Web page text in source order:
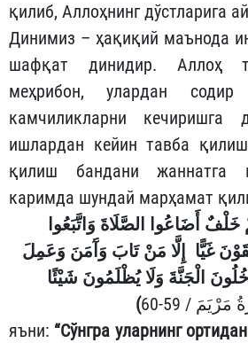
қилиб, Аллоҳнинг дўстларига
Динимиз – ҳақиқий маънода
шафқат динидир. Аллоҳ
меҳрибон, улардан
камчиликларни кечиришга
ишлардан кейин тавба
қилиш бандани жаннатга
каримда шундай марҳамат
أَضَاعُوا الصَّلَاةَ وَاتَّبَعُوا
غَيًّا
إِلَّا مَنْ تَابَ وَآَمَنَ وَعَمِلَ
الْجَنَّةَ وَلَا يُظْلَمُونَ شَيْئًا
(
/ 59-60
яъни: “Сўнгра уларнинг